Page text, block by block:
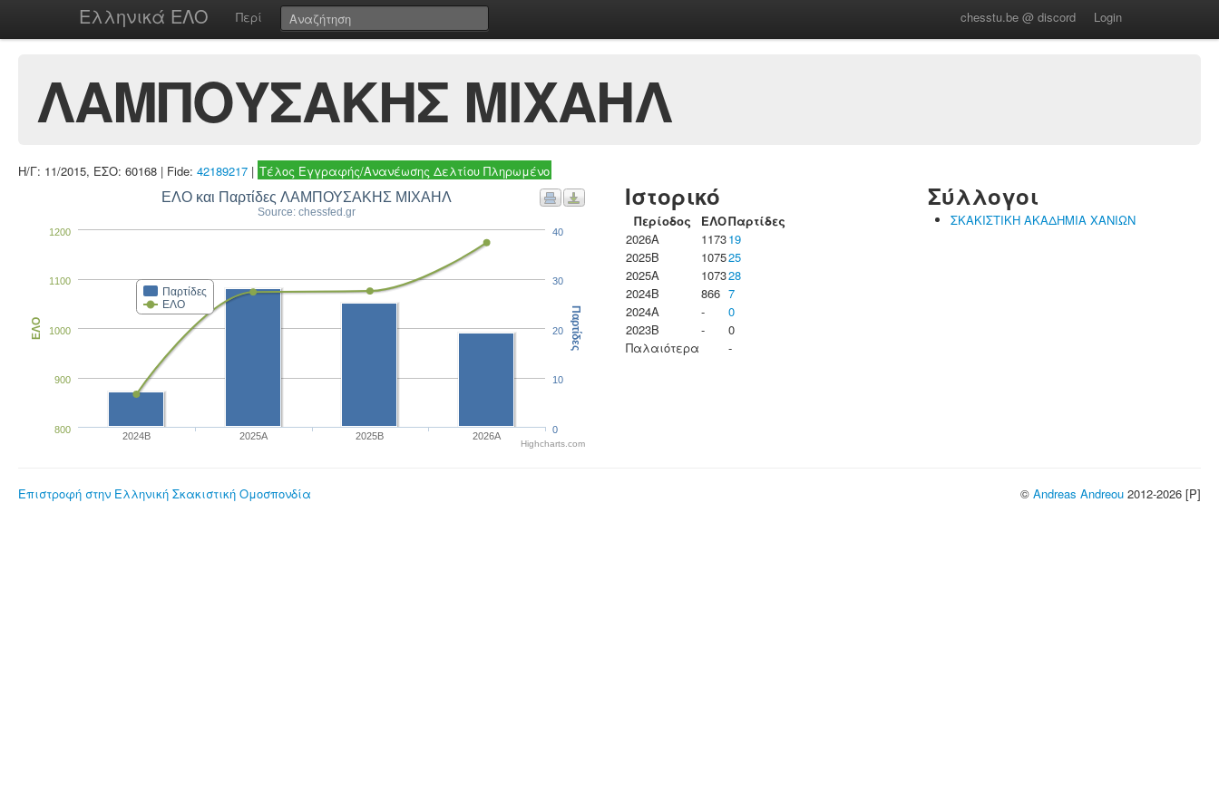
Ελληνικά ΕΛΟ Περί chesstu.be @ discord Login
ΛΑΜΠΟΥΣΑΚΗΣ ΜΙΧΑΗΛ
Η/Γ: 11/2015, ΕΣΟ: 60168 | Fide: 42189217 | Τέλος Εγγραφής/Ανανέωσης Δελτίου Πληρωμένο
ΕΛΟ και Παρτίδες ΛΑΜΠΟΥΣΑΚΗΣ ΜΙΧΑΗΛ
Source: chessfed.gr
Παρτίδες
ΕΛΟ
2024B 2025A 2025B 2026A
800
900
1000
1100
1200
ΕΛΟ
0
10
20
30
40
Παρτίδες
Highcharts.com
Ιστορικό
Περίοδος ΕΛΟΠαρτίδες
2026A
117319
2025B
107525
2025A
107328
2024B
866 7
2024A
-
0
2023B
-
0
Παλαιότερα
-
Σύλλογοι
ΣΚΑΚΙΣΤΙΚΗ ΑΚΑΔΗΜΙΑ ΧΑΝΙΩΝ
Επιστροφή στην Ελληνική Σκακιστική Ομοσπονδία © Andreas Andreou 2012-2026 [P]